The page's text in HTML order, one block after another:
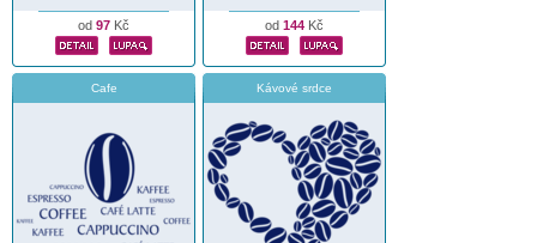
od 97 Kč od 144 Kč
Cafe Kávové srdce